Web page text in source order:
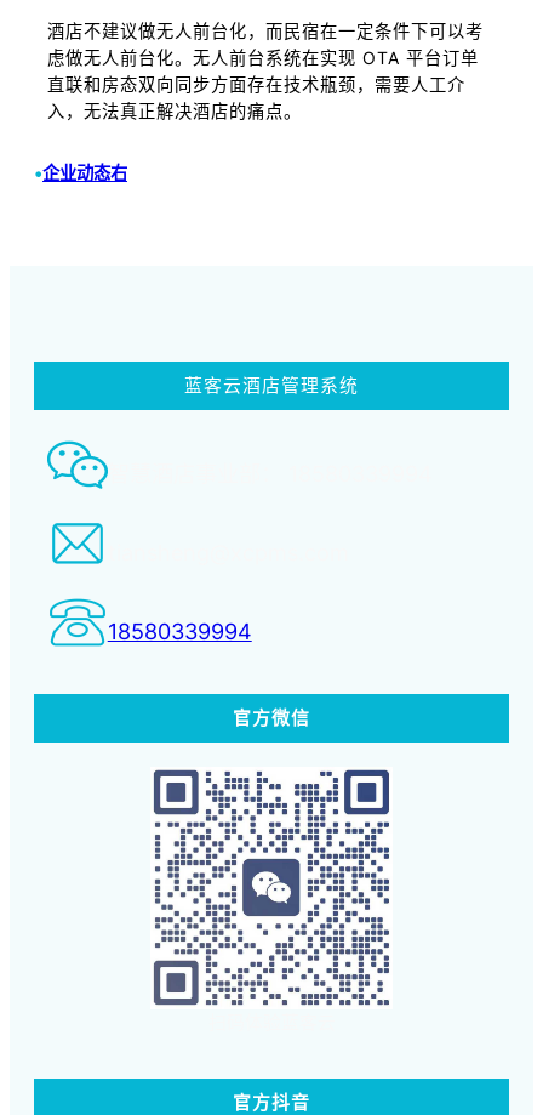
酒店不建议做无人前台化，而民宿在一定条件下可以考
虑做无人前台化。无人前台系统在实现 OTA 平台订单
直联和房态双向同步方面存在技术瓶颈，需要人工介
入，无法真正解决酒店的痛点。
•企业动态右
蓝客云酒店管理系统
智慧酒店事业部： 18580339994
18580339994
官方微信
官方抖音